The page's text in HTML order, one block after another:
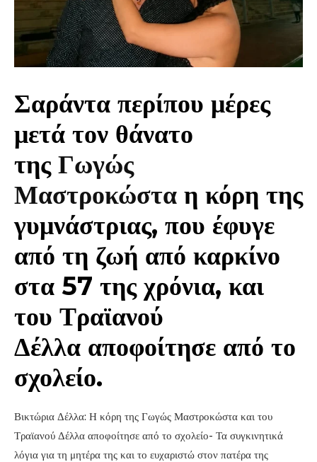
Σαράντα περίπου μέρες
μετά τον θάνατο
της Γωγώς
Μαστροκώστα η κόρη της
γυμνάστριας, που έφυγε
από τη ζωή από καρκίνο
στα 57 της χρόνια, και
του Τραϊανού
Δέλλα αποφοίτησε από το
σχολείο.
Βικτώρια Δέλλα: Η κόρη της Γωγώς Μαστροκώστα και του
Τραϊανού Δέλλα αποφοίτησε από το σχολείο- Τα συγκινητικά
λόγια για τη μητέρα της και το ευχαριστώ στον πατέρα της